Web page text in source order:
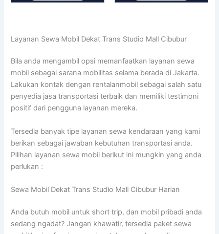
Layanan Sewa Mobil Dekat Trans Studio Mall Cibubur
Bila anda mengambil opsi memanfaatkan layanan sewa
mobil sebagai sarana mobilitas selama berada di Jakarta.
Lakukan kontak dengan rentalanmobil sebagai salah satu
penyedia jasa transportasi terbaik dan memiliki testimoni
positif dari pengguna layanan mereka.
Tersedia banyak tipe layanan sewa kendaraan yang kami
berikan sebagai jawaban kebutuhan transportasi anda.
Pilihan layanan sewa mobil berikut ini mungkin yang anda
perlukan :
Sewa Mobil Dekat Trans Studio Mall Cibubur Harian
Anda butuh mobil untuk short trip, dan mobil pribadi anda
sedang ngadat? Jangan khawatir, tersedia paket sewa